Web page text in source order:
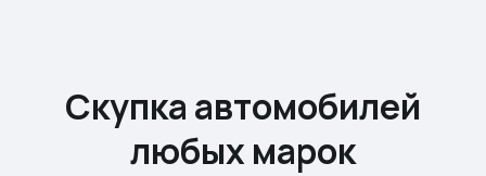
Скупка автомобилей
любых марок